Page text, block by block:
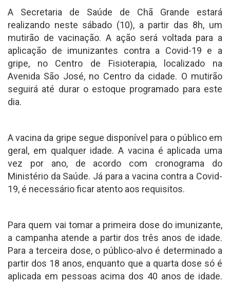
A Secretaria de Saúde de Chã Grande estará
realizando neste sábado (10), a partir das 8h, um
mutirão de vacinação. A ação será voltada para a
aplicação de imunizantes contra a Covid-19 e a
gripe, no Centro de Fisioterapia, localizado na
Avenida São José, no Centro da cidade. O mutirão
seguirá até durar o estoque programado para este
dia.
A vacina da gripe segue disponível para o público em
geral, em qualquer idade. A vacina é aplicada uma
vez por ano, de acordo com cronograma do
Ministério da Saúde. Já para a vacina contra a Covid-
19, é necessário ficar atento aos requisitos.
Para quem vai tomar a primeira dose do imunizante,
a campanha atende a partir dos três anos de idade.
Para a terceira dose, o público-alvo é determinado a
partir dos 18 anos, enquanto que a quarta dose só é
aplicada em pessoas acima dos 40 anos de idade.